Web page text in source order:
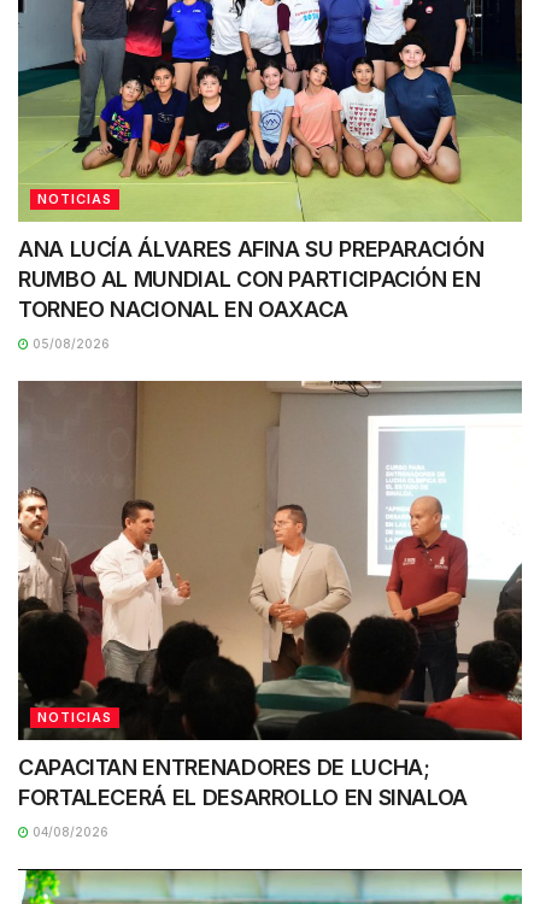
NOTICIAS
ANA LUCÍA ÁLVARES AFINA SU PREPARACIÓN
RUMBO AL MUNDIAL CON PARTICIPACIÓN EN
TORNEO NACIONAL EN OAXACA
05/08/2026
NOTICIAS
CAPACITAN ENTRENADORES DE LUCHA;
FORTALECERÁ EL DESARROLLO EN SINALOA
04/08/2026